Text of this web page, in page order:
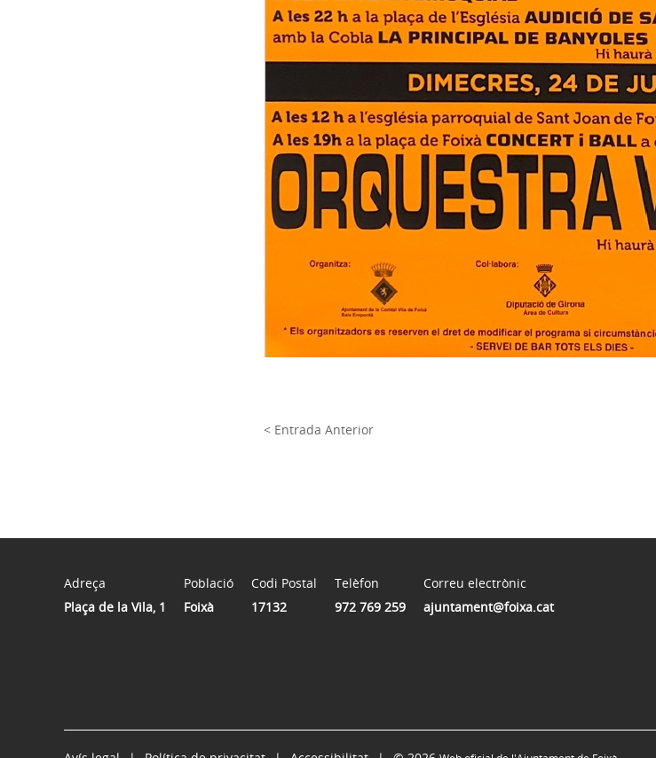
< Entrada Anterior
Adreça
Plaça de la Vila, 1
Població
Foixà
Codi Postal
17132
Telèfon
972 769 259
Correu electrònic
ajuntament@foixa.cat